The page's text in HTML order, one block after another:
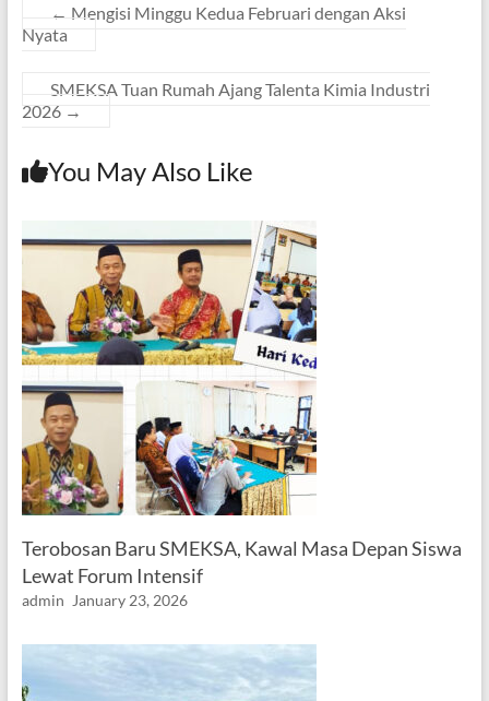
← Mengisi Minggu Kedua Februari dengan Aksi
Nyata
SMEKSA Tuan Rumah Ajang Talenta Kimia Industri
2026 →
You May Also Like
Terobosan Baru SMEKSA, Kawal Masa Depan Siswa
Lewat Forum Intensif
admin January 23, 2026